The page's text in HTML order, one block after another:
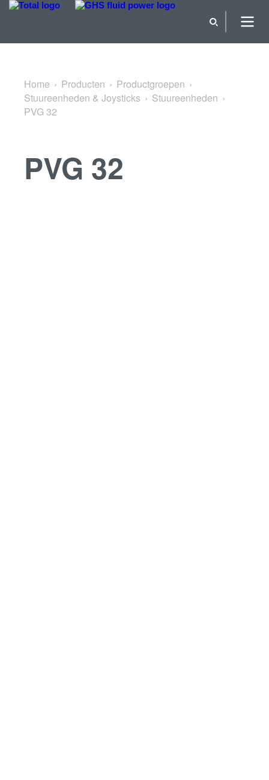
Terug naar Stuureenheden
Home Producten
Productgroepen
Stuureenheden & Joysticks
Stuureenheden
PVG 32
PVG 32